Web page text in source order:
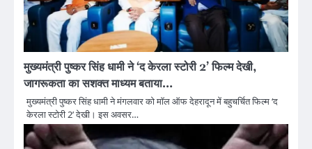
मुख्यमंत्री पुष्कर सिंह धामी ने ‘द केरला स्टोरी 2’ फिल्म देखी,
जागरूकता का सशक्त माध्यम बताया…
मुख्यमंत्री पुष्कर सिंह धामी ने मंगलवार को मॉल ऑफ देहरादून में बहुचर्चित फिल्म ‘द
केरला स्टोरी 2’ देखी। इस अवसर…